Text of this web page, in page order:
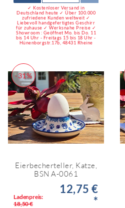
✓ Kostenloser Versand in
Deutschland heute ✓ Über 100.000
zufriedene Kunden weltweit ✓
Liebevoll handgefertigtes Geschirr
für zuhause ✓ Werksnahe Preise ✓
Showroom : Geöffnet Mo. bis Do. 11
bis 14 Uhr - Freitags 15 bis 18 Uhr -
Hünenborgstr.17b, 48431 Rheine
-31%
Eierbecherteller, Katze,
BSN A-0061
Ladenpreis:
18,50 €
12,75 €
*